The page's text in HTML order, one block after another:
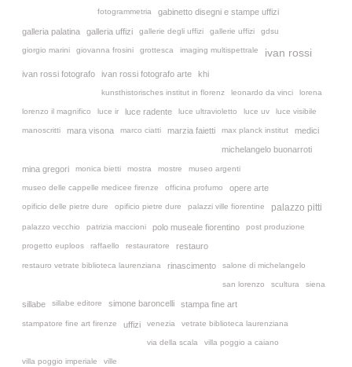
fotogrammetria gabinetto disegni e stampe uffizi
galleria palatina galleria uffizi gallerie degli uffizi gallerie uffizi gdsu
giorgio marini giovanna frosini grottesca imaging multispettrale ivan rossi
ivan rossi fotografo ivan rossi fotografo arte khi
kunsthistorisches institut in florenz leonardo da vinci lorena
lorenzo il magnifico luce ir luce radente luce ultravioletto luce uv luce visibile
manoscritti mara visona marco ciatti marzia faietti max planck institut
medici
michelangelo buonarroti
mina gregori monica bietti mostra mostre museo argenti
museo delle cappelle medicee firenze officina profumo opere arte
opificio delle pietre dure opificio pietre dure palazzi ville fiorentine palazzo pitti
palazzo vecchio patrizia maccioni polo museale fiorentino post produzione
progetto euploos raffaello restauratore restauro
restauro vetrate biblioteca laurenziana rinascimento salone di michelangelo
san lorenzo scultura siena
sillabe sillabe editore simone baroncelli stampa fine art
stampatore fine art firenze uffizi venezia vetrate biblioteca laurenziana
via della scala villa poggio a caiano
villa poggio imperiale ville